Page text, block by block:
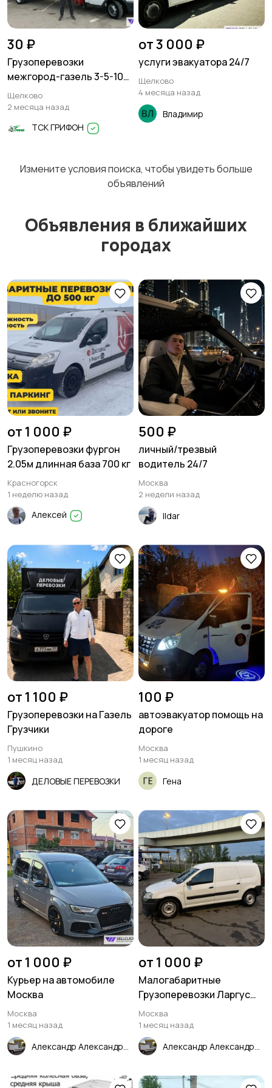
Уборка Услуги спецтехники
Обучение Красота и здоровье2
Деловые услуги
Писатели Сценаристы
Организация
праздников
Фото- и видеосъемка
Изготовление на
заказ
Продукты питания
Уход за животными Юридические услуги
Другое
30 ₽
Грузоперевозки
межгород-газель 3-5-10
тонн
Щелково
2 месяца назад
ТСК ГРИФОН
от 3 000 ₽
услуги эвакуатора 24/7
Щелково
4 месяца назад
Владимир
Измените условия поиска, чтобы увидеть больше
объявлений
Объявления в ближайших
городах
от 1 000 ₽
Грузоперевозки фургон
2.05м длинная база 700 кг
Красногорск
1 неделю назад
Алексей
500 ₽
личный/трезвый
водитель 24/7
Москва
2 недели назад
Ildar
от 1 100 ₽
Грузоперевозки на Газель
Грузчики
Пушкино
1 месяц назад
ДЕЛОВЫЕ ПЕРЕВОЗКИ
100 ₽
автоэвакуатор помощь на
дороге
Москва
1 месяц назад
Гена
от 1 000 ₽
Курьер на автомобиле
Москва
Москва
1 месяц назад
от 1 000 ₽
Малогабаритные
Грузоперевозки Ларгус
Москва
Москва
1 месяц назад